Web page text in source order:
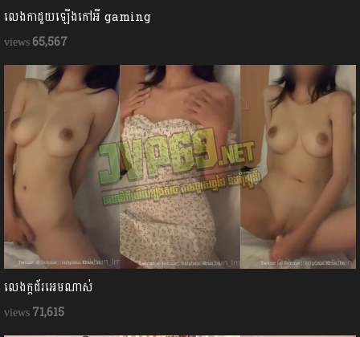
លេងកាដួយឡើងកៅអី gaming
65,567
លេងក្ដជ័រអេមណាស់
71,615